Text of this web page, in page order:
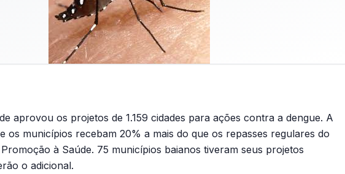
aprovou os projetos de 1.159 cidades para ações contra a dengue. A
os municípios recebam 20% a mais do que os repasses regulares do
à Saúde. 75 municípios baianos tiveram seus projetos
o adicional.